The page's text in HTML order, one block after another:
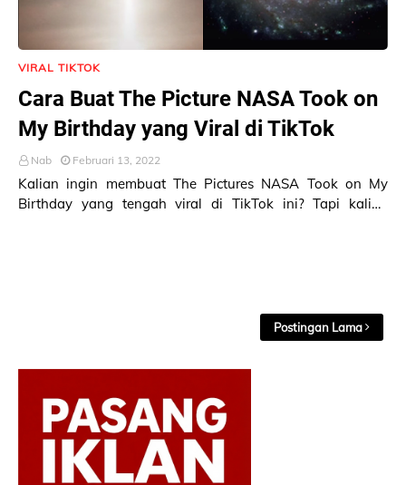
VIRAL TIKTOK
Cara Buat The Picture NASA Took on
My Birthday yang Viral di TikTok
Nab Februari 13, 2022
Kalian ingin membuat The Pictures NASA Took on My
Birthday yang tengah viral di TikTok ini? Tapi kalian
Postingan Lama